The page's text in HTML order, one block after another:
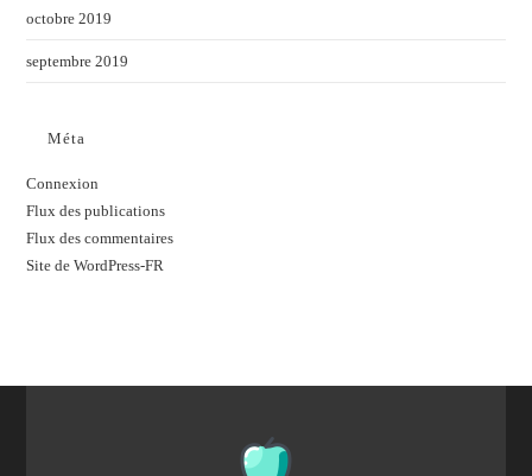
octobre 2019
septembre 2019
Méta
Connexion
Flux des publications
Flux des commentaires
Site de WordPress-FR